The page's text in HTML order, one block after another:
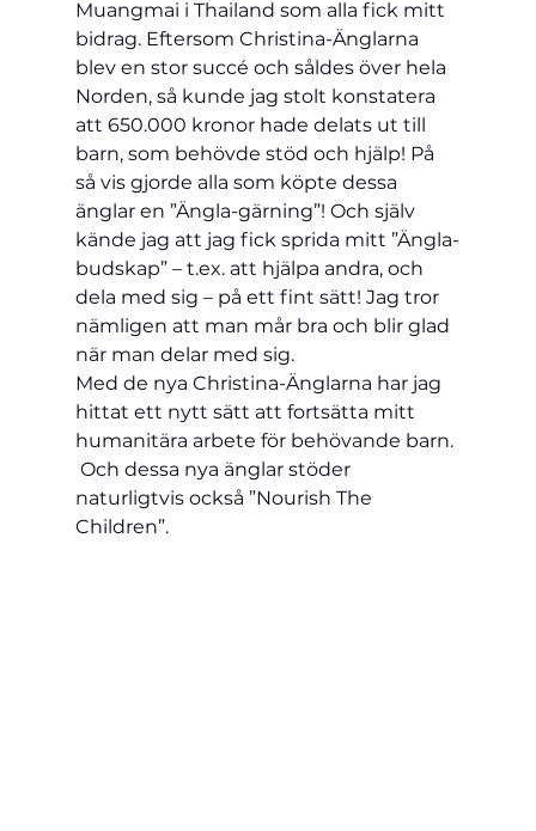
Muangmai i Thailand som alla fick mitt
bidrag. Eftersom Christina-Änglarna
blev en stor succé och såldes över hela
Norden, så kunde jag stolt konstatera
att 650.000 kronor hade delats ut till
barn, som behövde stöd och hjälp! På
så vis gjorde alla som köpte dessa
änglar en ”Ängla-gärning”! Och själv
kände jag att jag fick sprida mitt ”Ängla-
budskap” – t.ex. att hjälpa andra, och
dela med sig – på ett fint sätt! Jag tror
nämligen att man mår bra och blir glad
när man delar med sig.
Med de nya Christina-Änglarna har jag
hittat ett nytt sätt att fortsätta mitt
humanitära arbete för behövande barn.
Och dessa nya änglar stöder
naturligtvis också ”Nourish The
Children”.